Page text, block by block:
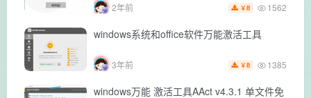
2年前 ￥8 1562
windows系统和office软件万能激活工具
3年前 ￥8 1385
windows万能 激活工具AAct v4.3.1 单文件免